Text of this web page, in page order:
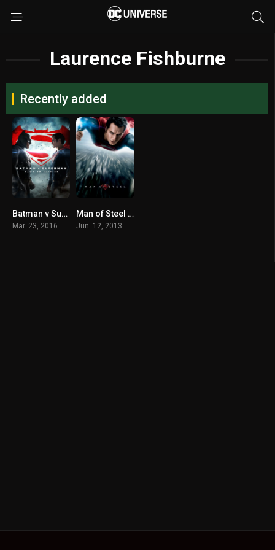
Laurence Fishburne
Recently added
Batman v Superman Dawn of Justice (2016) แบทแมน ปะทะ ซูเปอร์แมน
Mar. 23, 2016
Man of Steel (2013) บุรุษเหล็กซูเปอร์แมน
Jun. 12, 2013